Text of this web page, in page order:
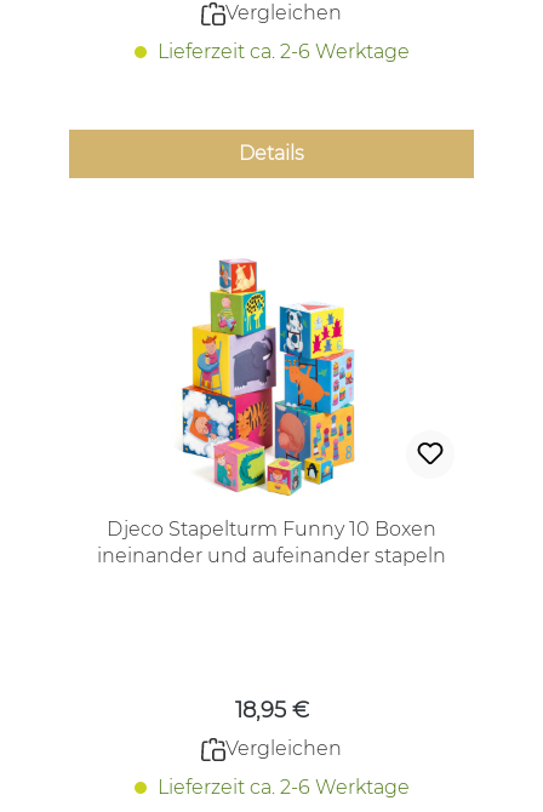
Vergleichen
Lieferzeit ca. 2-6 Werktage
Details
Djeco Stapelturm Funny 10 Boxen
ineinander und aufeinander stapeln
18,95 €
Vergleichen
Lieferzeit ca. 2-6 Werktage